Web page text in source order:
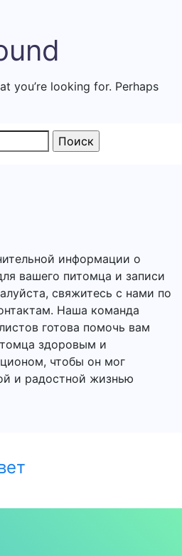
you’re looking for. Perhaps
информации о
вашего питомца и записи
свяжитесь с нами по
Наша команда
готова помочь вам
здоровым и
чтобы он мог
и радостной жизнью